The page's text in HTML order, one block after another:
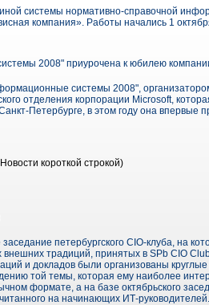
системы нормативно-справочной
компания». Работы начались 1
2008" приурочена к юбилею
системы 2008",
отделения корпорации Microsoft,
Петербурге, в этом году она впервые
короткой строкой)
петербургского CIO-клуба, на
традиций, принятых в SPb CIO
и докладов были организованы
той темы, которая ему наиболее
формате, а на базе октябрьского
на начинающих ИТ-руководителей.